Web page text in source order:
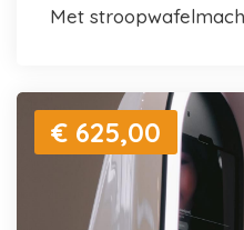
met
€ 625,00